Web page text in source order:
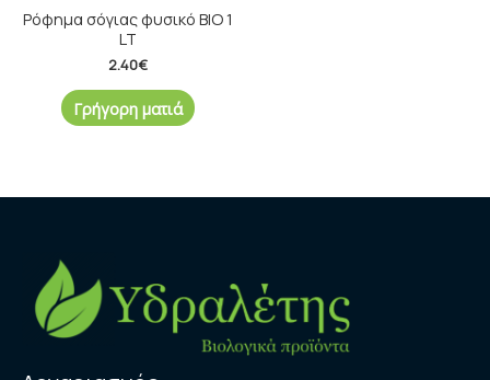
Ρόφημα σόγιας φυσικό ΒΙΟ 1
LT
2.40€
Γρήγορη ματιά